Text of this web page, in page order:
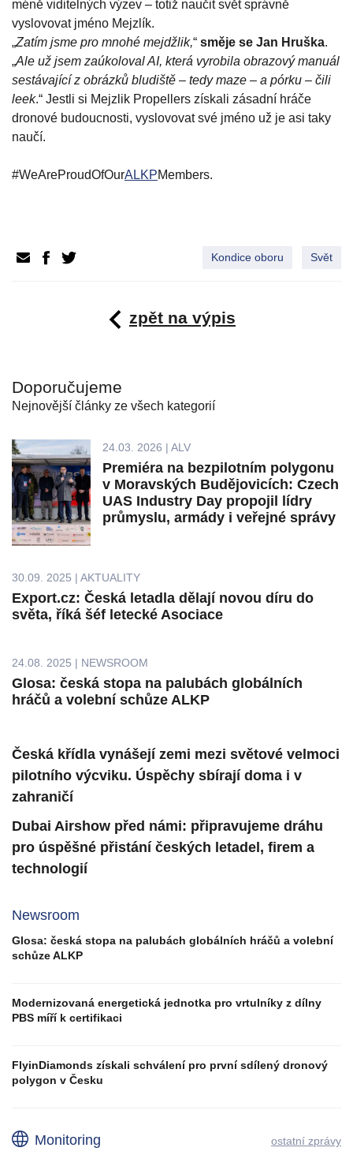
méně viditelných výzev – totiž naučit svět správně
vyslovovat jméno Mejzlík.
„Zatím jsme pro mnohé mejdžlik,“ směje se Jan Hruška.
„Ale už jsem zaúkoloval AI, která vyrobila obrazový manuál
sestávající z obrázků bludiště – tedy maze – a pórku – čili
leek.“ Jestli si Mejzlik Propellers získali zásadní hráče
dronové budoucnosti, vyslovovat své jméno už je asi taky
naučí.
#WeAreProudOfOurALKPMembers.
Kondice oboru Svět
zpět na výpis
Doporučujeme
Nejnovější články ze všech kategorií
24.03. 2026 | ALV
Premiéra na bezpilotním polygonu
v Moravských Budějovicích: Czech
UAS Industry Day propojil lídry
průmyslu, armády i veřejné správy
30.09. 2025 | AKTUALITY
Export.cz: Česká letadla dělají novou díru do
světa, říká šéf letecké Asociace
24.08. 2025 | NEWSROOM
Glosa: česká stopa na palubách globálních
hráčů a volební schůze ALKP
Česká křídla vynášejí zemi mezi světové velmoci
pilotního výcviku. Úspěchy sbírají doma i v
zahraničí
Dubai Airshow před námi: připravujeme dráhu
pro úspěšné přistání českých letadel, firem a
technologií
Newsroom
Glosa: česká stopa na palubách globálních hráčů a volební
schůze ALKP
Modernizovaná energetická jednotka pro vrtulníky z dílny
PBS míří k certifikaci
FlyinDiamonds získali schválení pro první sdílený dronový
polygon v Česku
Monitoring ostatní zprávy